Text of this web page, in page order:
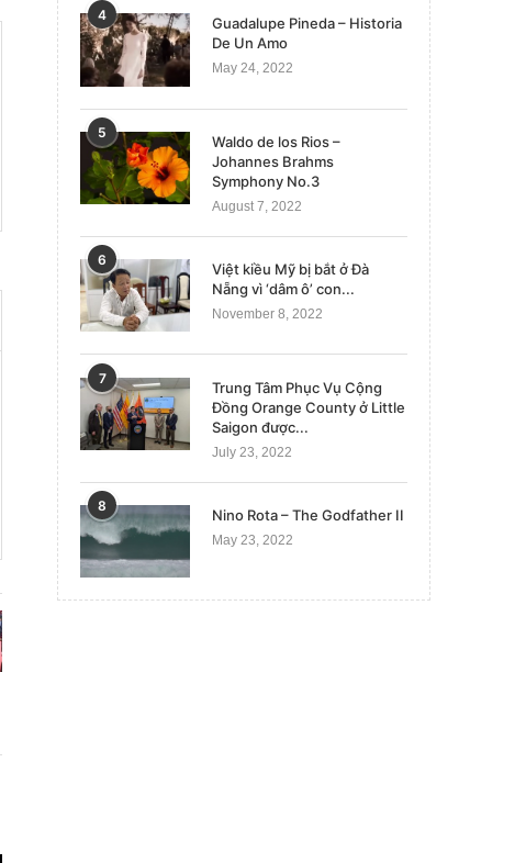
4
Guadalupe Pineda – Historia
De Un Amo
May 24, 2022
5
Waldo de los Rios –
Johannes Brahms
Symphony No.3
August 7, 2022
6
Việt kiều Mỹ bị bắt ở Đà
Nẵng vì ‘dâm ô’ con...
November 8, 2022
7
Trung Tâm Phục Vụ Cộng
Đồng Orange County ở Little
Saigon được...
July 23, 2022
8
Nino Rota – The Godfather II
May 23, 2022